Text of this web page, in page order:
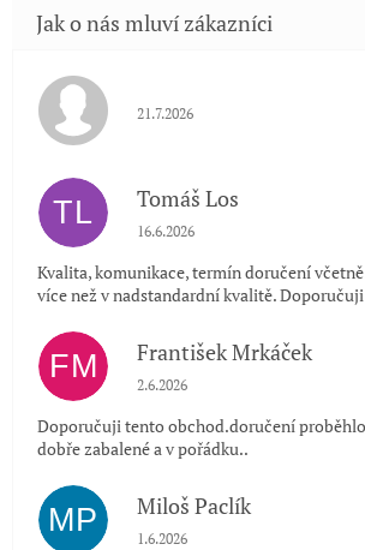
Hodnocení obchodu je 5 z 5
21.7.2026
TL Tomáš Los
Hodnocení obchodu je 5 z 5
16.6.2026
Kvalita, komunikace, termín doručení
více než v nadstandardní kvalitě. Doporučuji
FM František Mrkáček
Hodnocení obchodu je 5 z 5
2.6.2026
Doporučuji tento obchod.doručení
dobře zabalené a v pořádku..
MP Miloš Paclík
Hodnocení obchodu je 5 z 5
1.6.2026